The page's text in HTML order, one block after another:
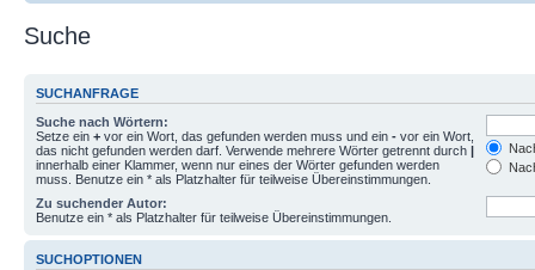
Suche
SUCHANFRAGE
Suche nach Wörtern:
Setze ein + vor ein Wort, das gefunden werden muss und ein - vor ein Wort,
das nicht gefunden werden darf. Verwende mehrere Wörter getrennt durch |
innerhalb einer Klammer, wenn nur eines der Wörter gefunden werden
muss. Benutze ein * als Platzhalter für teilweise Übereinstimmungen.
Zu suchender Autor:
Benutze ein * als Platzhalter für teilweise Übereinstimmungen.
SUCHOPTIONEN